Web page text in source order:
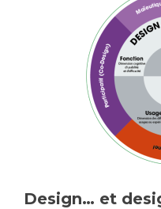
Design… et